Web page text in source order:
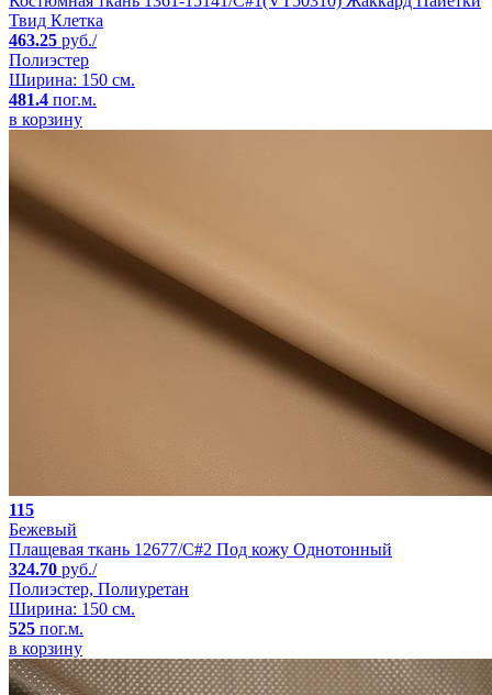
Твид Клетка
463.25 руб./
Полиэстер
Ширина: 150 см.
481.4 пог.м.
в корзину
115
Бежевый
Плащевая ткань 12677/C#2 Под кожу Однотонный
324.70 руб./
Полиэстер, Полиуретан
Ширина: 150 см.
525 пог.м.
в корзину